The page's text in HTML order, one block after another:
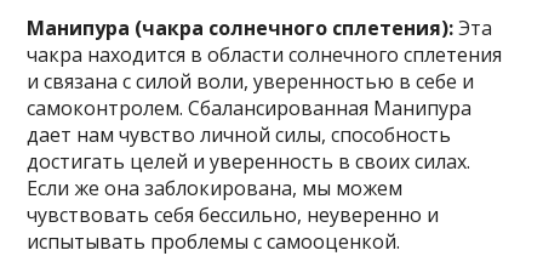
Манипура (чакра солнечного сплетения):Эта
чакра находится в области солнечного сплетения
и связана с силой воли, уверенностью в себе и
самоконтролем. Сбалансированная Манипура
дает нам чувство личной силы, способность
достигать целей и уверенность в своих силах.
Если же она заблокирована, мы можем
чувствовать себя бессильно, неуверенно и
испытывать проблемы с самооценкой.